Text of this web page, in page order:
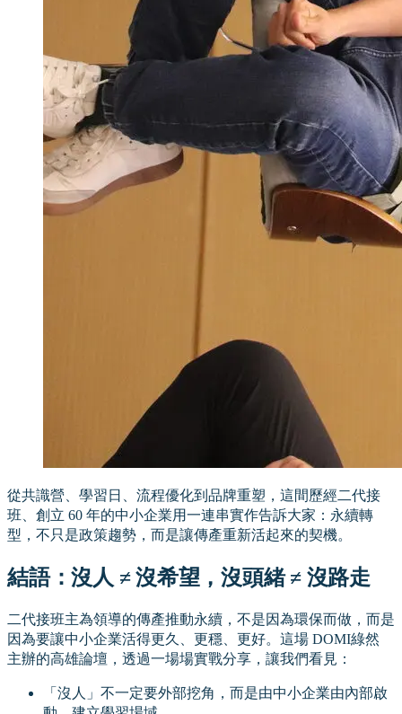
從共識營、學習日、流程優化到品牌重塑，這間歷經二代接
班、創立 60 年的中小企業用一連串實作告訴大家：永續轉
型，不只是政策趨勢，而是讓傳產重新活起來的契機。
結語：沒人 ≠ 沒希望，沒頭緒 ≠ 沒路走
二代接班主為領導的傳產推動永續，不是因為環保而做，而是
因為要讓中小企業活得更久、更穩、更好。這場 DOMI綠然
主辦的高雄論壇，透過一場場實戰分享，讓我們看見：
「沒人」不一定要外部挖角，而是由中小企業由內部啟